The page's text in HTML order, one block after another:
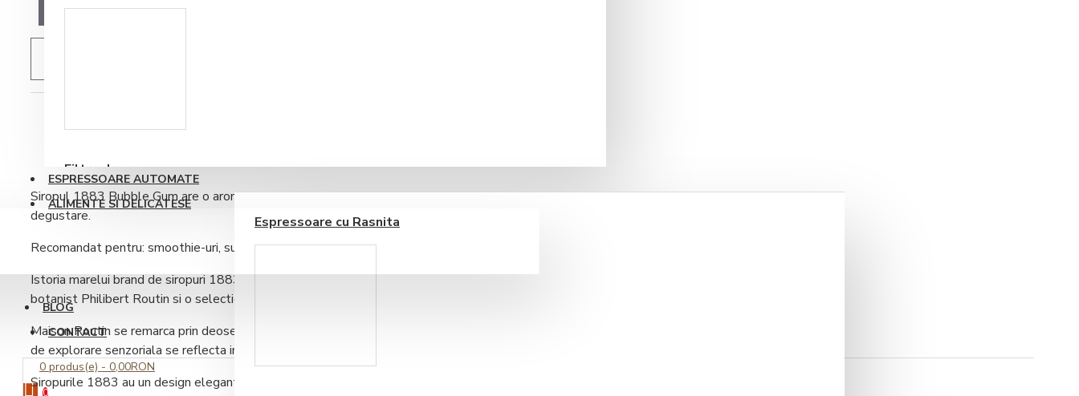
Filtre de apa
Ustensile barista
ESPRESSOARE AUTOMATE
Espressoare cu Rasnita
ALIMENTE SI DELICATESE
BLOG
CONTACT
0 produs(e) - 0,00RON
0
DESCRIERE RECENZII PRODUS
Siropul 1883 Bubble Gum are o aroma dulce si placuta de guma de mestecat care imbie la
degustare.
Recomandat pentru: smoothie-uri, sucuri si unele bauturi alcoolice.
Istoria marelui brand de siropuri 1883 Maison Routin France incepe cu viziunea talentatului
botanist Philibert Routin si o selectie de 35 de specii de plante din Alpii francezi.
Maison Routin se remarca prin deosebite arome si gusturi, iar cei 130 de ani de existenta,
de explorare senzoriala se reflecta in calitatea si spiritul inovativ al produselor.
Siropurile 1883 au un design elegant, fiind ambalate intr-o sticla de 1 litru si perfecte